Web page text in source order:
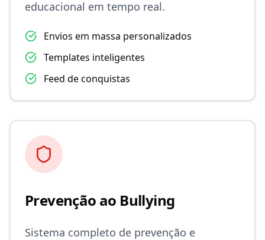
educacional em tempo real.
Envios em massa personalizados
Templates inteligentes
Feed de conquistas
Prevenção ao Bullying
Sistema completo de prevenção e